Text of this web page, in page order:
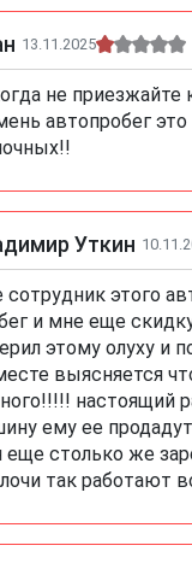
13.11.2025
не
автопробег
Уткин
сотрудник этого
и мне еще
этому олуху и
выясняется
настоящий
ему ее
еще столько же
так работают